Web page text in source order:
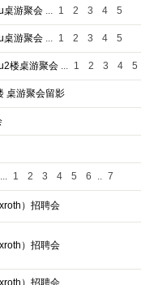
桌游聚会 ... 1 2 3 4 5
桌游聚会 ... 1 2 3 4 5
楼桌游聚会 ... 1 2 3 4 5
桌游聚会留影
... 1 2 3 4 5 6 .. 7
）招聘会
）招聘会
）招聘会